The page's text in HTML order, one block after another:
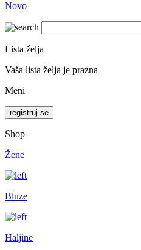
Novo
Lista želja
Vaša lista želja je prazna
Meni
registruj se
Shop
Žene
Bluze
Haljine